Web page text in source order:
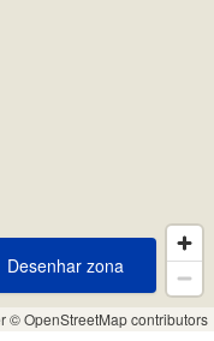
© OpenStreetMap contributors
Desenhar zona
Desenhar zona